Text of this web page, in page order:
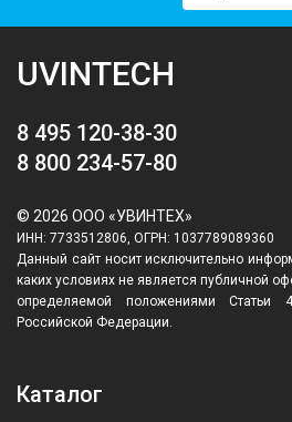
UVINTECH
8 495 120-38-30
8 800 234-57-80
© 2026 ООО «УВИНТЕХ»
ИНН: 7733512806, ОГРН: 1037789089360
Данный сайт носит исключительно
каких условиях не является публичной
определяемой положениями Статьи
Российской Федерации.
Каталог